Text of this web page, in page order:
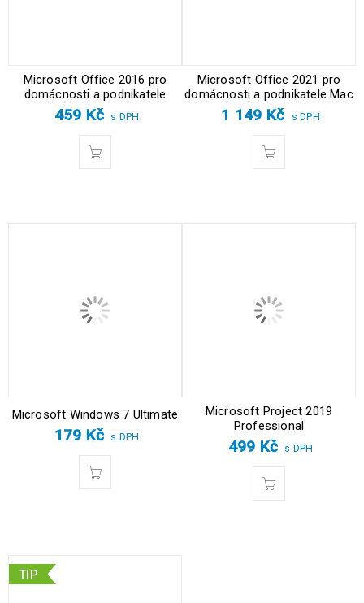
Microsoft Office 2016 pro
domácnosti a podnikatele
459 Kč s DPH
Microsoft Office 2021 pro
domácnosti a podnikatele Mac
1 149 Kč s DPH
Microsoft Windows 7 Ultimate
179 Kč s DPH
Microsoft Project 2019
Professional
499 Kč s DPH
TIP